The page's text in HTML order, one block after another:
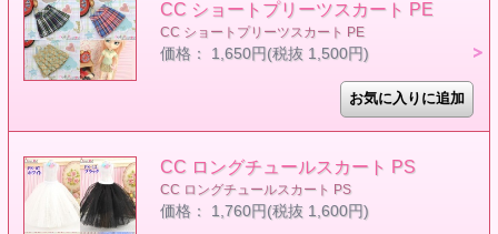
CC ショートプリーツスカート PE
CC ショートプリーツスカート PE
価格： 1,650円(税抜 1,500円)
CC ロングチュールスカート PS
CC ロングチュールスカート PS
価格： 1,760円(税抜 1,600円)